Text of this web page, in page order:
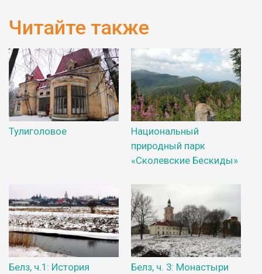
Читайте также
Тулиголовое
Национальный
природный парк
«Сколевские Бескиды»
Белз, ч.1: История
Белз, ч. 3: Монастыри